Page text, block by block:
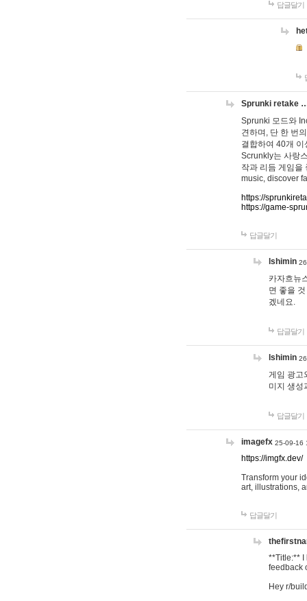
답글달기
Sprunki retake
Sprunki 모드와
견하며, 단 한 번
결합하여 40개
Scrunkly는 사랑
작과 리듬 게임을
music, discover
https://
https://game-
답글달기
lshimin
카자흐뉴
면 좋을
겠네요.
답글달기
lshimin
게임 광고
미지 생성
답글달기
imagefx 25-09-16
https://imgfx.dev/
Transform your
art, illustrations,
답글달기
**Title:** I
feedback
Hey r/